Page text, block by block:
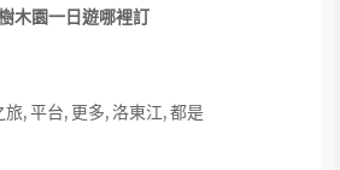
木園一日遊哪裡訂
旅,平台, 更多, 洛東江,都是